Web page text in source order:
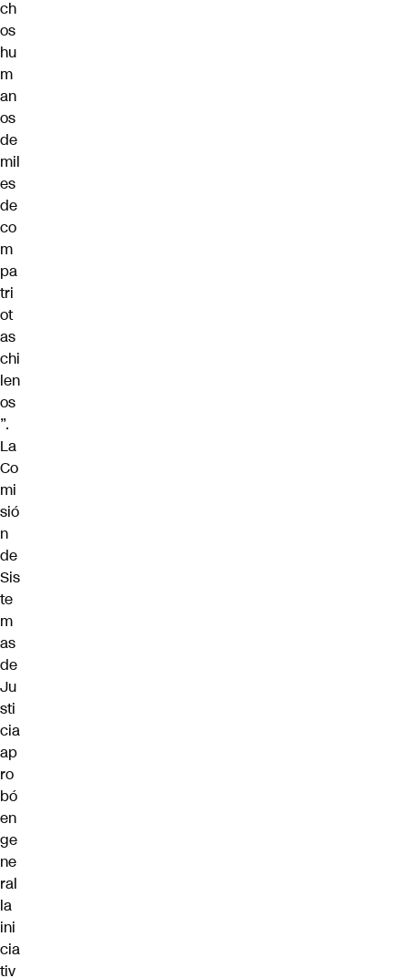
ch
os
hu
m
an
os
de
mil
es
de
co
m
pa
tri
ot
as
chi
len
os
”.
La
Co
mi
sió
n
de
Sis
te
m
as
de
Ju
sti
cia
ap
ro
bó
en
ge
ne
ral
la
ini
cia
tiv